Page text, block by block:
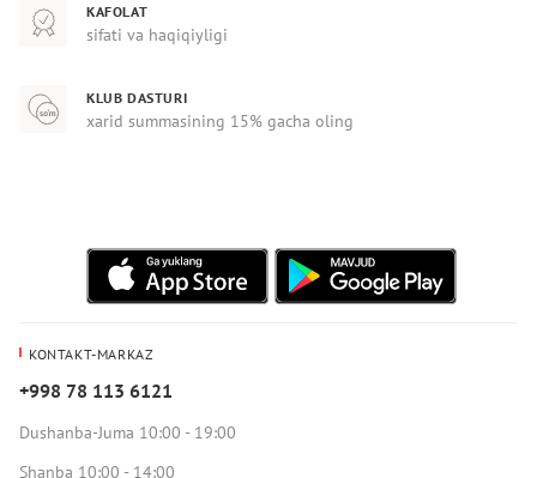
KAFOLAT
sifati va haqiqiyligi
KLUB DASTURI
xarid summasining 15% gacha oling
KONTAKT-MARKAZ
+998 78 113 6121
Dushanba-Juma 10:00 - 19:00
Shanba 10:00 - 14:00